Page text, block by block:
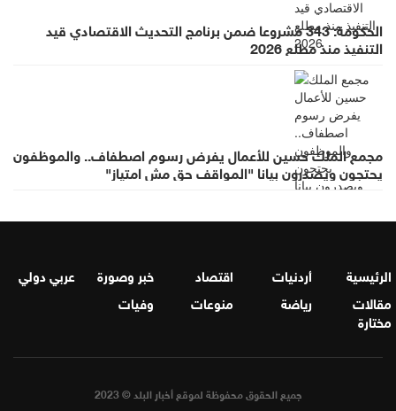
الحكومة: 343 مشروعا ضمن برنامج التحديث الاقتصادي قيد
التنفيذ منذ مطلع 2026
مجمع الملك حسين للأعمال يفرض رسوم اصطفاف.. والموظفون
يحتجون ويصدرون بيانا "المواقف حق مش امتياز"
الرئيسية أردنيات اقتصاد خبر وصورة
عربي دولي
مقالات
مختارة
رياضة منوعات وفيات
جميع الحقوق محفوظة لموقع أخبار البلد © 2023